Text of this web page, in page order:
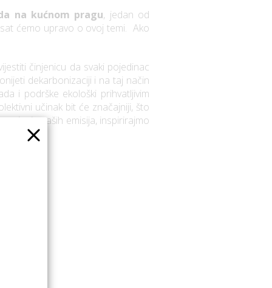
na kućnom pragu, jedan od
ćemo upravo o ovoj temi. Ako
činjenicu da svaki pojedinac
dekarbonizaciji i na taj način
i podrške ekološki prihvatljivim
učinak bit će značajniji, što
naših emisija, inspirirajmo
×